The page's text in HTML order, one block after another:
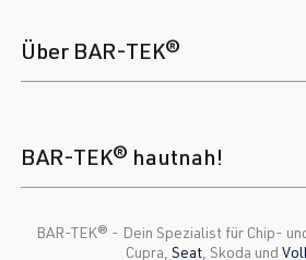
Über BAR-TEK®
BAR-TEK® hautnah!
BAR-TEK®️ - Dein Spezialist für Chip-
Cupra, Seat , Skoda und